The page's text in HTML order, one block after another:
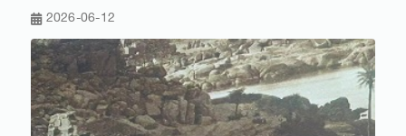
2026-06-12